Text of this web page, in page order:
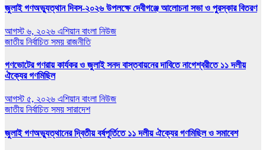
জুলাই গণঅভ্যুত্থান দিবস-২০২৬ উপলক্ষে দেবীগঞ্জে আলোচনা সভা ও পুরস্কার বিতরণ
আগস্ট ৬, ২০২৬ এশিয়ান বাংলা নিউজ
জাতীয় নির্বাচিত সময় রাজনীতি
গণভোটের গণরায় কার্যকর ও জুলাই সনদ বাস্তবায়নের দাবিতে নাগেশ্বরীতে ১১ দলীয়
ঐক্যের গণমিছিল
আগস্ট ৫, ২০২৬ এশিয়ান বাংলা নিউজ
জাতীয় নির্বাচিত সময় সারাদেশ
জুলাই গণঅভ্যুত্থানের দ্বিতীয় বর্ষপূর্তিতে ১১ দলীয় ঐক্যের গণমিছিল ও সমাবেশ